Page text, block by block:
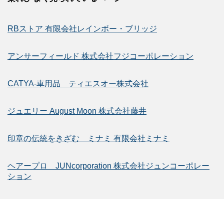
RBストア 有限会社レインボー・ブリッジ
アンサーフィールド 株式会社フジコーポレーション
CATYA-車用品 ティエスオー株式会社
ジュエリー August Moon 株式会社藤井
印章の伝統をきざむ ミナミ 有限会社ミナミ
ヘアープロ JUNcorporation 株式会社ジュンコーポレー
ション